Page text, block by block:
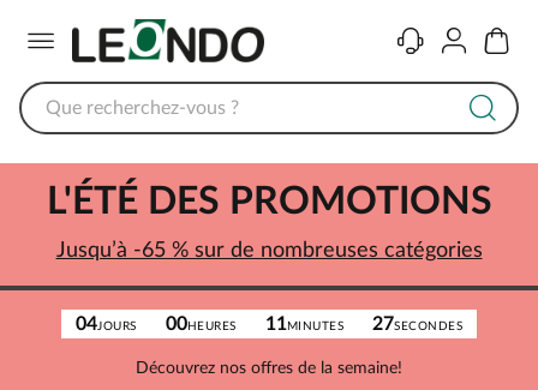
ContactComptePanier
04JOURS 00HEURES 11MINUTES 27SECONDES
Découvrez nos offres de la semaine!
L'ÉTÉ DES PROMOTIONS
Jusqu’à -65 % sur de nombreuses catégories